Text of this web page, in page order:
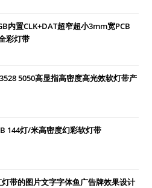
内置CLK+DAT超窄超小3mm宽PCB
彩灯带
5050高显指高密度高光效软灯带产
144灯/米高密度幻彩软灯带
带的图片文字字体鱼广告牌效果设计